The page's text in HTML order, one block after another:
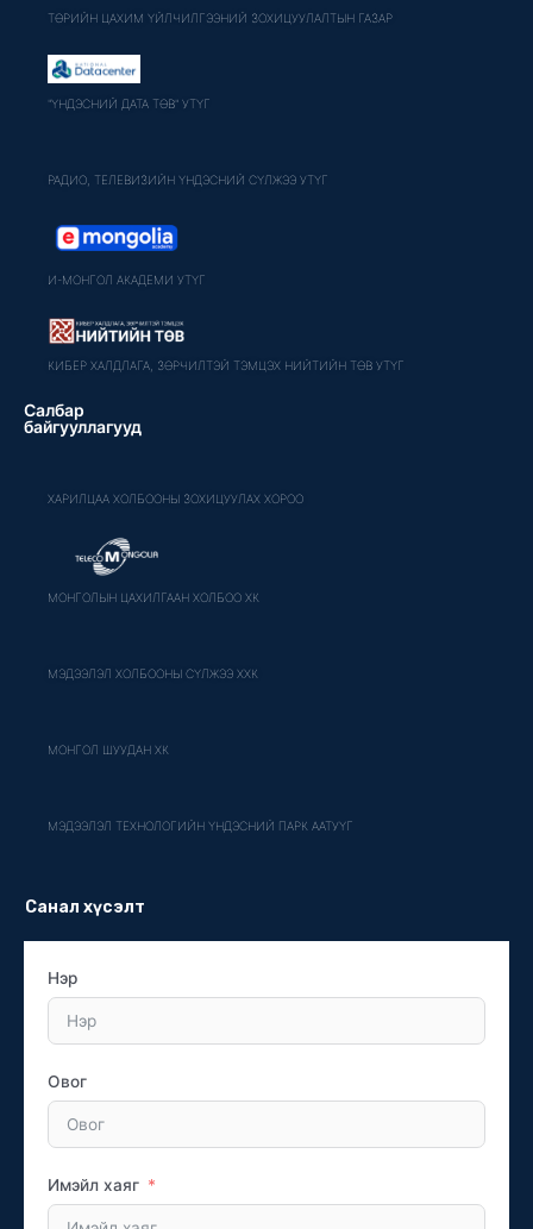
ТӨРИЙН ЦАХИМ ҮЙЛЧИЛГЭЭНИЙ ЗОХИЦУУЛАЛТЫН ГАЗАР
"ҮНДЭСНИЙ ДАТА ТӨВ" УТҮГ
РАДИО, ТЕЛЕВИЗИЙН ҮНДЭСНИЙ СҮЛЖЭЭ УТҮГ
И-МОНГОЛ АКАДЕМИ УТҮГ
КИБЕР ХАЛДЛАГА, ЗӨРЧИЛТЭЙ ТЭМЦЭХ НИЙТИЙН ТӨВ УТҮГ
Салбар
байгууллагууд
ХАРИЛЦАА ХОЛБООНЫ ЗОХИЦУУЛАХ ХОРОО
МОНГОЛЫН ЦАХИЛГААН ХОЛБОО ХК
МЭДЭЭЛЭЛ ХОЛБООНЫ СҮЛЖЭЭ ХХК
МОНГОЛ ШУУДАН ХК
МЭДЭЭЛЭЛ ТЕХНОЛОГИЙН ҮНДЭСНИЙ ПАРК ААТУҮГ
Санал хүсэлт
Нэр
Овог
Имэйл хаяг